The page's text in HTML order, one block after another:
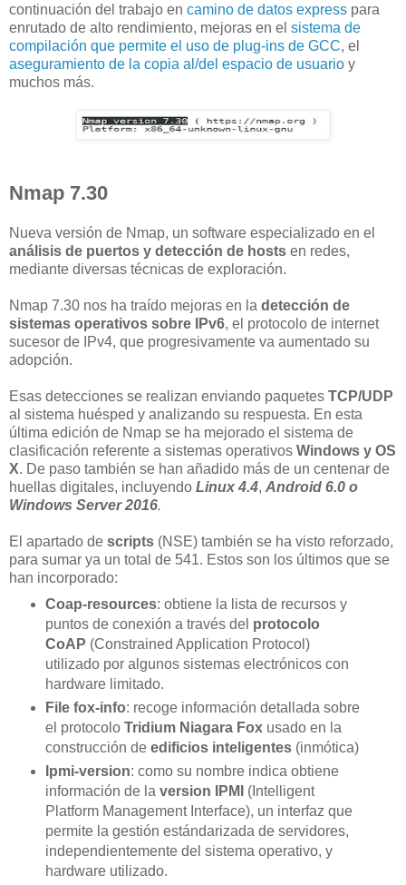
continuación del trabajo en camino de datos express para
enrutado de alto rendimiento, mejoras en el sistema de
compilación que permite el uso de plug-ins de GCC, el
aseguramiento de la copia al/del espacio de usuario y
muchos más.
Nmap 7.30
Nueva versión de Nmap, un software especializado en el
análisis de puertos y detección de hosts en redes,
mediante diversas técnicas de exploración.
Nmap 7.30 nos ha traído mejoras en la detección de
sistemas operativos sobre IPv6, el protocolo de internet
sucesor de IPv4, que progresivamente va aumentado su
adopción.
Esas detecciones se realizan enviando paquetes TCP/UDP
al sistema huésped y analizando su respuesta. En esta
última edición de Nmap se ha mejorado el sistema de
clasificación referente a sistemas operativos Windows y OS
X. De paso también se han añadido más de un centenar de
huellas digitales, incluyendo Linux 4.4, Android 6.0 o
Windows Server 2016.
El apartado de scripts (NSE) también se ha visto reforzado,
para sumar ya un total de 541. Estos son los últimos que se
han incorporado:
Coap-resources: obtiene la lista de recursos y
puntos de conexión a través del protocolo
CoAP (Constrained Application Protocol)
utilizado por algunos sistemas electrónicos con
hardware limitado.
File fox-info: recoge información detallada sobre
el protocolo Tridium Niagara Foxusado en la
construcción de edificios inteligentes(inmótica)
Ipmi-version: como su nombre indica obtiene
información de la version IPMI
(Intelligent
Platform Management Interface), un interfaz que
permite la gestión estándarizada de servidores,
independientemente del sistema operativo, y
hardware utilizado.